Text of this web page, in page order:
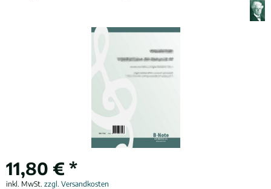
11,80 € *
inkl. MwSt. zzgl. Versandkosten